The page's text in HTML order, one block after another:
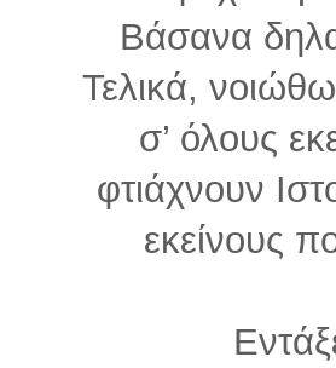
Βάσανα
Τελικά,
σ’ όλους
φτιάχνουν
εκείνους